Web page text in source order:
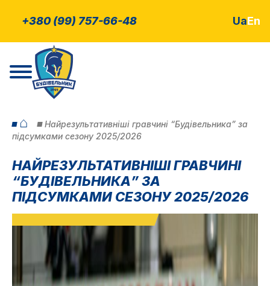
+380 (99) 757-66-48 UaEn
⌂
Найрезультативніші гравчині “Будівельника” за
підсумками сезону 2025/2026
НАЙРЕЗУЛЬТАТИВНІШІ ГРАВЧИНІ
“БУДІВЕЛЬНИКА” ЗА
ПІДСУМКАМИ СЕЗОНУ 2025/2026